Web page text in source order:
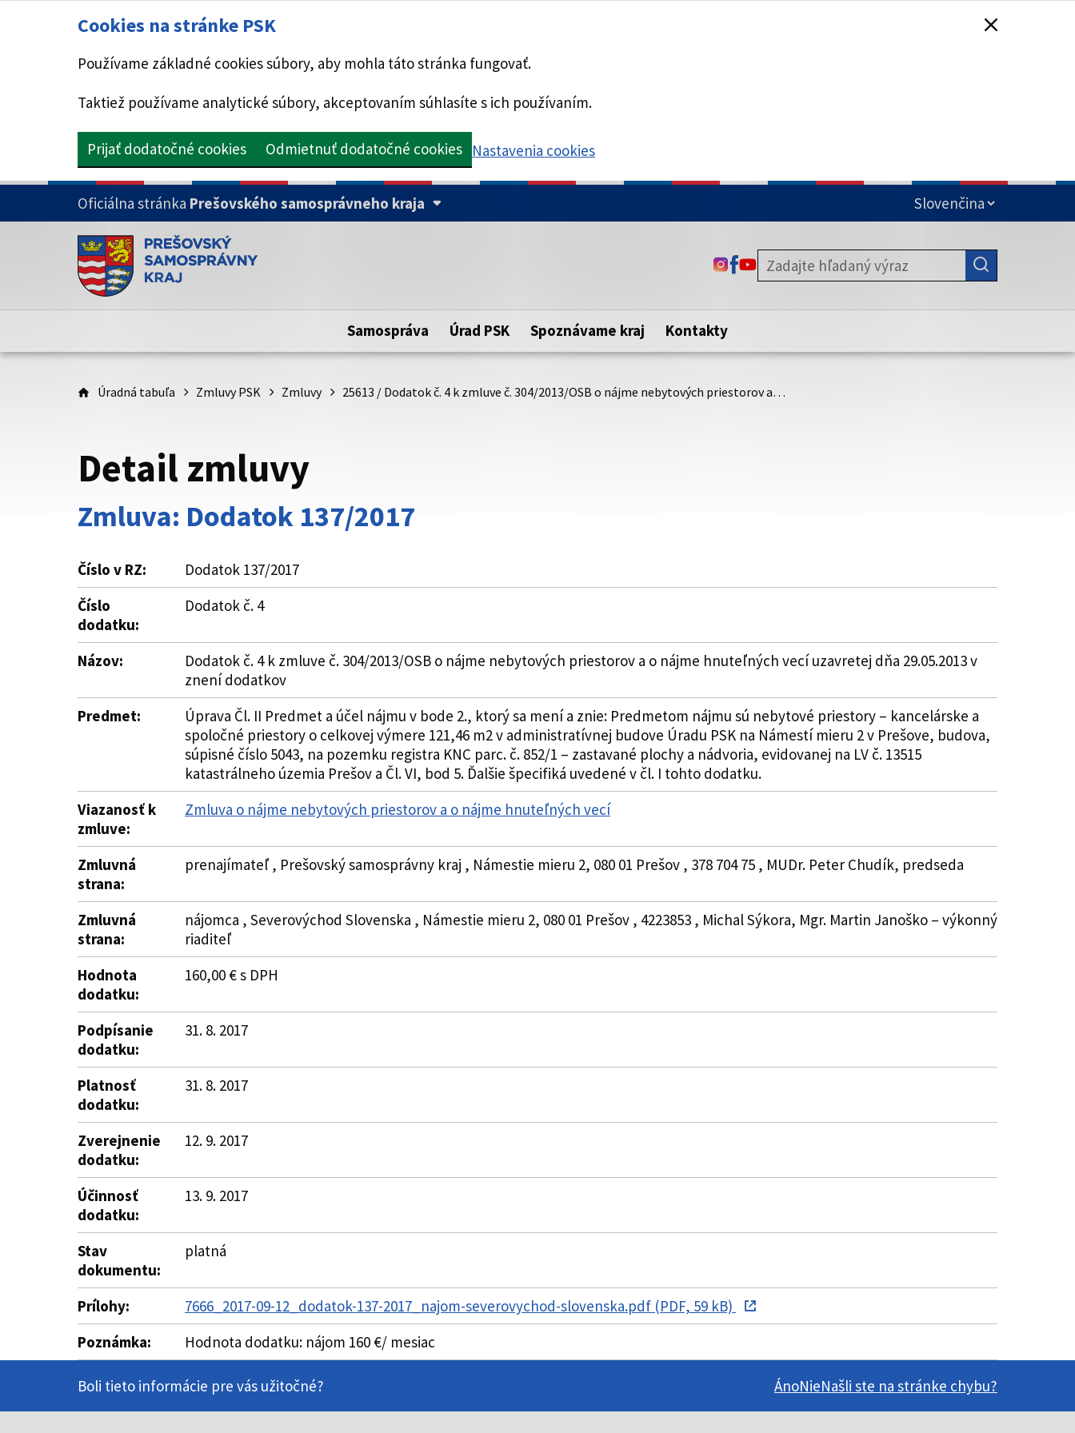
Cookies na stránke PSK
Používame základné cookies súbory, aby mohla táto stránka fungovať.
Taktiež používame analytické súbory, akceptovaním súhlasíte s ich používaním.
Prijať dodatočné cookies Odmietnuť dodatočné cookies Nastavenia cookies
PRESKOČIŤ NA HLAVNÝ OBSAH
Oficiálna stránka Prešovského samosprávneho kraja
Doména psk.sk je oficiálna
Toto je oficiálna webová stránka Prešovského samosprávneho kraja.
Táto stránka je zabezpečená
zabezpečenú webovú stránku. Zabezpečená stránka vždy začína
https:// pred názvom domény webového sídla.
ODKAZ SA OTVORÍ NA NOVEJ KARTE
ODKAZ SA OTVORÍ NA NOVEJ KARTE
ODKAZ SA OTVORÍ NA NOVEJ KARTE
Samospráva Úrad PSK Spoznávame kraj Kontakty
Úradná tabuľa Zmluvy PSK Zmluvy 25613 / Dodatok č. 4 k zmluve č. 304/2013/OSB o nájme nebytových priestorov a…
Detail zmluvy
Zmluva: Dodatok 137/2017
Číslo v RZ:
Dodatok 137/2017
Číslo
dodatku:
Dodatok č. 4
Názov:
Dodatok č. 4 k zmluve č. 304/2013/OSB o nájme nebytových priestorov a o nájme hnuteľných vecí uzavretej dňa 29.05.2013 v
znení dodatkov
Predmet:
Úprava Čl. II Predmet a účel nájmu v bode 2., ktorý sa mení a znie: Predmetom nájmu sú nebytové priestory – kancelárske a
spoločné priestory o celkovej výmere 121,46 m2 v administratívnej budove Úradu PSK na Námestí mieru 2 v Prešove, budova,
súpisné číslo 5043, na pozemku registra KNC parc. č. 852/1 – zastavané plochy a nádvoria, evidovanej na LV č. 13515
katastrálneho územia Prešov a Čl. VI, bod 5. Ďalšie špecifiká uvedené v čl. I tohto dodatku.
Viazanosť k
zmluve:
Zmluva o nájme nebytových priestorov a o nájme hnuteľných vecí
Zmluvná
strana:
prenajímateľ , Prešovský samosprávny kraj , Námestie mieru 2, 080 01 Prešov , 378 704 75 , MUDr. Peter Chudík, predseda
Zmluvná
strana:
nájomca , Severovýchod Slovenska , Námestie mieru 2, 080 01 Prešov , 4223853 , Michal Sýkora, Mgr. Martin Janoško – výkonný
riaditeľ
Hodnota
dodatku:
160,00 € s DPH
Podpísanie
dodatku:
31. 8. 2017
Platnosť
dodatku:
31. 8. 2017
Zverejnenie
dodatku:
12. 9. 2017
Účinnosť
dodatku:
13. 9. 2017
Stav
dokumentu:
platná
Prílohy:
7666_2017-09-12_dodatok-137-2017_najom-severovychod-slovenska.pdf (PDF, 59 kB)
Poznámka:
Hodnota dodatku: nájom 160 €/ mesiac
Boli tieto informácie pre vás užitočné? ÁnoNieNašli ste na stránke chybu?